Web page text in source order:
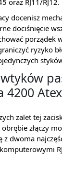
oraz RJ11/RJ12.
docenisz
dociśnięcie
porządek
ryzyko
4200
zalet tej
złączy
z dwoma